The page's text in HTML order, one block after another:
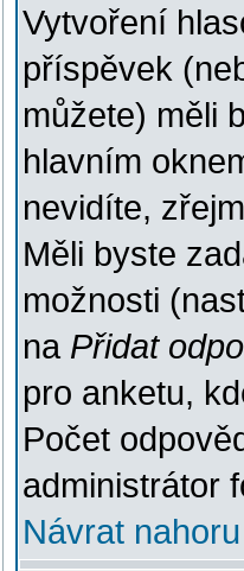
Vytvoření
příspěvek
můžete) měli
hlavním
nevidíte,
Měli byste
možnosti
na Přidat
pro anketu,
Počet
administrátor
Návrat nahoru